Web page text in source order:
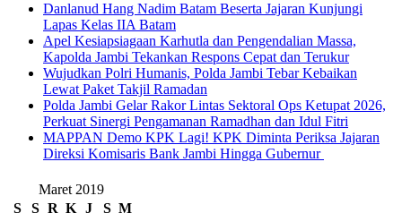
Danlanud Hang Nadim Batam Beserta Jajaran Kunjungi
Lapas Kelas IIA Batam
Apel Kesiapsiagaan Karhutla dan Pengendalian Massa,
Kapolda Jambi Tekankan Respons Cepat dan Terukur
Wujudkan Polri Humanis, Polda Jambi Tebar Kebaikan
Lewat Paket Takjil Ramadan
Polda Jambi Gelar Rakor Lintas Sektoral Ops Ketupat 2026,
Perkuat Sinergi Pengamanan Ramadhan dan Idul Fitri
‎MAPPAN Demo KPK Lagi! KPK Diminta Periksa Jajaran
Direksi Komisaris Bank Jambi Hingga Gubernur ‎
Maret 2019
S
S R K J S M